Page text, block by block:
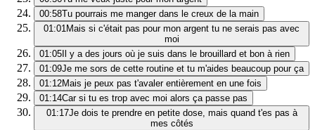
00:58Tu pourrais me manger dans le creux de la main
01:01Mais si c'était pas pour mon argent tu ne serais pas avec
moi
01:05 Il y a des jours où je suis dans le brouillard et bon à rien
01:09Je me sors de cette routine et tu m'aides beaucoup pour ça
01:12Mais je peux pas t'avaler entièrement en une fois
01:14Car si tu es trop avec moi alors ça passe pas
01:17Je dois te prendre en petite dose, mais quand t'es pas à
mes côtés